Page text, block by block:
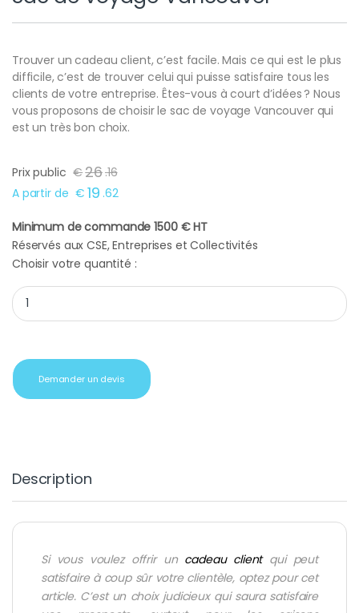
Trouver un cadeau client, c’est facile. Mais ce qui est le plus
difficile, c’est de trouver celui qui puisse satisfaire tous les
clients de votre entreprise. Êtes-vous à court d’idées ? Nous
vous proposons de choisir le sac de voyage Vancouver qui
est un très bon choix.
Prix public €26.16
A partir de € 19 .62
Minimum de commande 1500 € HT
Réservés aux CSE, Entreprises et Collectivités
Choisir votre quantité :
Sac de voyage Vancouver quantity
Demander un devis
Description
Si vous voulez offrir un cadeau clientqui peut
satisfaire à coup sûr votre clientèle, optez pour cet
article. C’est un choix judicieux qui saura satisfaire